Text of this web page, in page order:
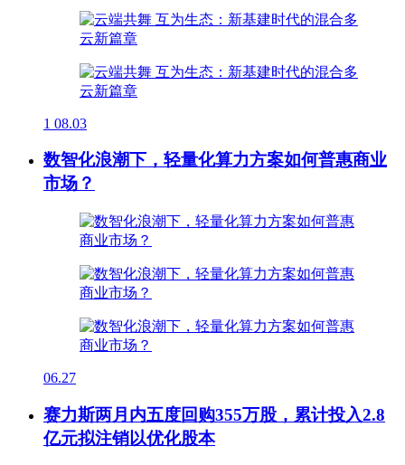
1 08.03
数智化浪潮下，轻量化算力方案如何普惠商业
市场？
06.27
赛力斯两月内五度回购355万股，累计投入2.8
亿元拟注销以优化股本